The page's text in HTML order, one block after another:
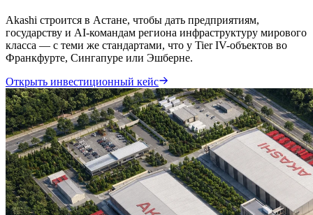
Akashi строится в Астане, чтобы дать предприятиям,
государству и AI-командам региона инфраструктуру мирового
класса — с теми же стандартами, что у Tier IV-объектов во
Франкфурте, Сингапуре или Эшберне.
Открыть инвестиционный кейс